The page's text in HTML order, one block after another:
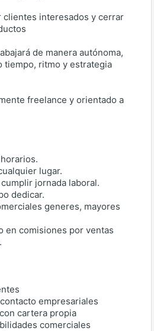
clientes interesados y cerrar
de manera autónoma,
tiempo, ritmo y estrategia
freelance y orientado a
lugar.
jornada laboral.
dedicar.
generes, mayores
en comisiones por ventas
empresariales
cartera propia
comerciales